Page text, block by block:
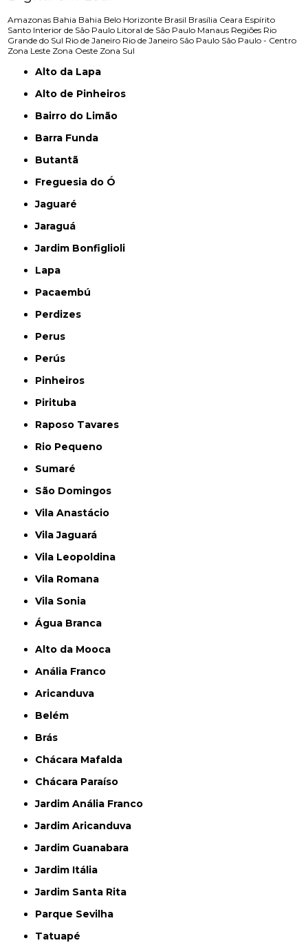
Amazonas Bahia Bahia Belo Horizonte Brasil Brasília Ceara Espírito
Santo Interior de São Paulo Litoral de São Paulo Manaus Regiões Rio
Grande do Sul Rio de Janeiro Rio de Janeiro São Paulo São Paulo - Centro
Zona Leste Zona Oeste Zona Sul
Alto da Lapa
Alto de Pinheiros
Bairro do Limão
Barra Funda
Butantã
Freguesia do Ó
Jaguaré
Jaraguá
Jardim Bonfiglioli
Lapa
Pacaembú
Perdizes
Perus
Perús
Pinheiros
Pirituba
Raposo Tavares
Rio Pequeno
Sumaré
São Domingos
Vila Anastácio
Vila Jaguará
Vila Leopoldina
Vila Romana
Vila Sonia
Água Branca
Alto da Mooca
Anália Franco
Aricanduva
Belém
Brás
Chácara Mafalda
Chácara Paraíso
Jardim Anália Franco
Jardim Aricanduva
Jardim Guanabara
Jardim Itália
Jardim Santa Rita
Parque Sevilha
Tatuapé